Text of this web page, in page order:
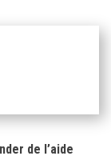
de l’aide